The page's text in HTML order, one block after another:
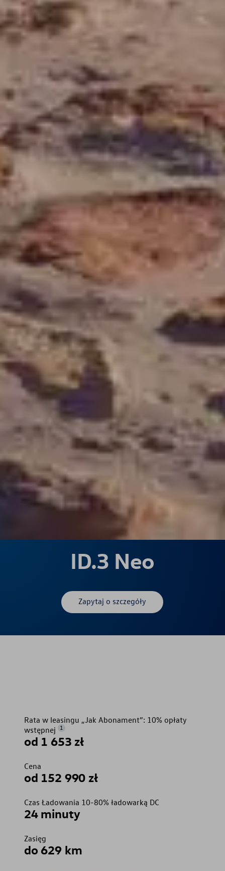
ID.3 Neo
Zapytaj o szczegóły
Rata w leasingu „Jak Abonament”: 10% opłaty
wstępnej
1
od 1 653 zł
Cena
od 152 990 zł
Czas Ładowania 10-80% ładowarką DC
24 minuty
Zasięg
do 629 km